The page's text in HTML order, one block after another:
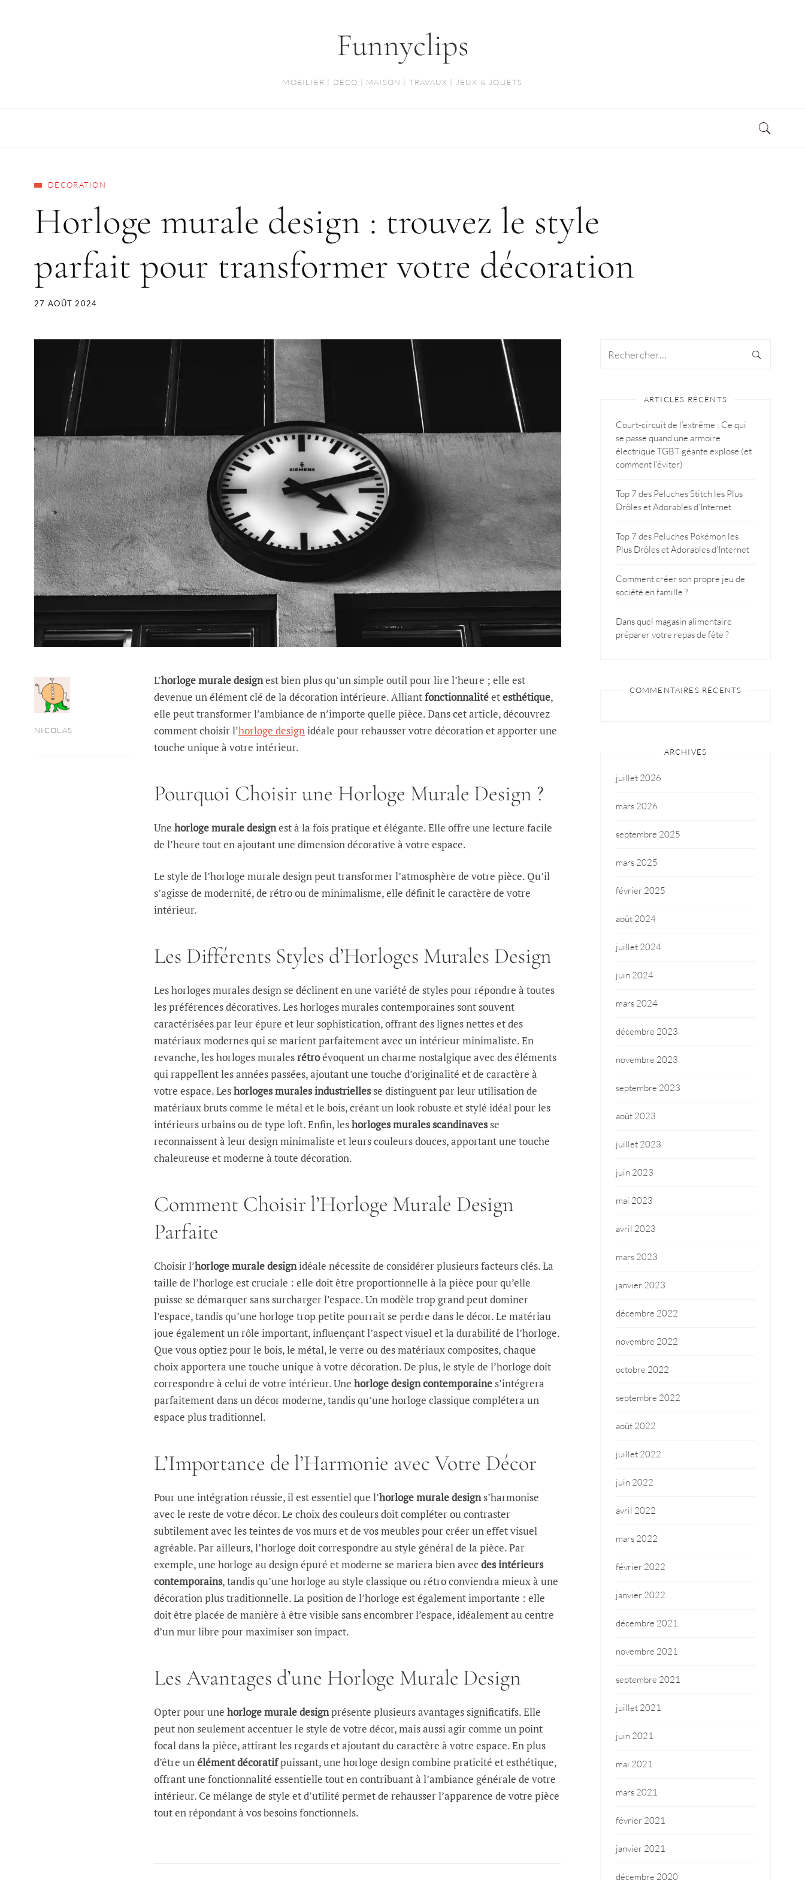
Funnyclips
MOBILIER | DÉCO | MAISON | TRAVAUX | JEUX & JOUETS
DÉCORATION
Horloge murale design : trouvez le style
parfait pour transformer votre décoration
27 AOÛT 2024
NICOLAS
L’horloge murale designest bien plus qu’un simple outil pour lire l’heure ; elle est
devenue un élément clé de la décoration intérieure. Alliantfonctionnalitéetesthétique,
elle peut transformer l’ambiance de n’importe quelle pièce. Dans cet article, découvrez
comment choisir l’horloge designidéale pour rehausser votre décoration et apporter une
touche unique à votre intérieur.
Pourquoi Choisir une Horloge Murale Design ?
Une horloge murale designest à la fois pratique et élégante. Elle offre une lecture facile
de l’heure tout en ajoutant une dimension décorative à votre espace.
Le style de l’horloge murale design peut transformer l’atmosphère de votre pièce. Qu’il
s’agisse de modernité, de rétro ou de minimalisme, elle définit le caractère de votre
intérieur.
Les Différents Styles d’Horloges Murales Design
Les horloges murales design se déclinent en une variété de styles pour répondre à toutes
les préférences décoratives. Les horloges murales contemporaines sont souvent
caractérisées par leur épure et leur sophistication, offrant des lignes nettes et des
matériaux modernes qui se marient parfaitement avec un intérieur minimaliste. En
revanche, les horloges muralesrétroévoquent un charme nostalgique avec des éléments
qui rappellent les années passées, ajoutant une touche d’originalité et de caractère à
votre espace. Leshorloges murales industriellesse distinguent par leur utilisation de
matériaux bruts comme le métal et le bois, créant un look robuste et stylé idéal pour les
intérieurs urbains ou de type loft. Enfin, leshorloges murales scandinavesse
reconnaissent à leur design minimaliste et leurs couleurs douces, apportant une touche
chaleureuse et moderne à toute décoration.
Comment Choisir l’Horloge Murale Design
Parfaite
Choisir l’horloge murale designidéale nécessite de considérer plusieurs facteurs clés. La
taille de l’horloge est cruciale : elle doit être proportionnelle à la pièce pour qu’elle
puisse se démarquer sans surcharger l’espace. Un modèle trop grand peut dominer
l’espace, tandis qu’une horloge trop petite pourrait se perdre dans le décor. Le matériau
joue également un rôle important, influençant l’aspect visuel et la durabilité de l’horloge.
Que vous optiez pour le bois, le métal, le verre ou des matériaux composites, chaque
choix apportera une touche unique à votre décoration. De plus, le style de l’horloge doit
correspondre à celui de votre intérieur. Une horloge design contemporaine s’intégrera
parfaitement dans un décor moderne, tandis qu’une horloge classique complétera un
espace plus traditionnel.
L’Importance de l’Harmonie avec Votre Décor
Pour une intégration réussie, il est essentiel que l’horloge murale designs’harmonise
avec le reste de votre décor. Le choix des couleurs doit compléter ou contraster
subtilement avec les teintes de vos murs et de vos meubles pour créer un effet visuel
agréable. Par ailleurs, l’horloge doit correspondre au style général de la pièce. Par
exemple, une horloge au design épuré et moderne se mariera bien avec des intérieurs
contemporains, tandis qu’une horloge au style classique ou rétro conviendra mieux à une
décoration plus traditionnelle. La position de l’horloge est également importante : elle
doit être placée de manière à être visible sans encombrer l’espace, idéalement au centre
d’un mur libre pour maximiser son impact.
Les Avantages d’une Horloge Murale Design
Opter pour une horloge murale designprésente plusieurs avantages significatifs. Elle
peut non seulement accentuer le style de votre décor, mais aussi agir comme un point
focal dans la pièce, attirant les regards et ajoutant du caractère à votre espace. En plus
d’être unélément décoratifpuissant, une horloge design combine praticité et esthétique,
offrant une fonctionnalité essentielle tout en contribuant à l’ambiance générale de votre
intérieur. Ce mélange de style et d’utilité permet de rehausser l’apparence de votre pièce
tout en répondant à vos besoins fonctionnels.
ARTICLES RÉCENTS
Court-circuit de l’extrême : Ce qui
se passe quand une armoire
électrique TGBT géante explose (et
comment l’éviter)
Top 7 des Peluches Stitch les Plus
Drôles et Adorables d’Internet
Top 7 des Peluches Pokémon les
Plus Drôles et Adorables d’Internet
Comment créer son propre jeu de
société en famille ?
Dans quel magasin alimentaire
préparer votre repas de fête ?
COMMENTAIRES RÉCENTS
ARCHIVES
juillet 2026
mars 2026
septembre 2025
mars 2025
février 2025
août 2024
juillet 2024
juin 2024
mars 2024
décembre 2023
novembre 2023
septembre 2023
août 2023
juillet 2023
juin 2023
mai 2023
avril 2023
mars 2023
janvier 2023
décembre 2022
novembre 2022
octobre 2022
septembre 2022
août 2022
juillet 2022
juin 2022
avril 2022
mars 2022
février 2022
janvier 2022
décembre 2021
novembre 2021
septembre 2021
juillet 2021
juin 2021
mai 2021
mars 2021
février 2021
janvier 2021
décembre 2020